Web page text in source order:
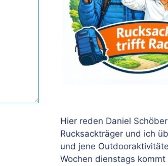
Hier reden Daniel
Rucksackträger und ich
und jene
Wochen dienstags kommt